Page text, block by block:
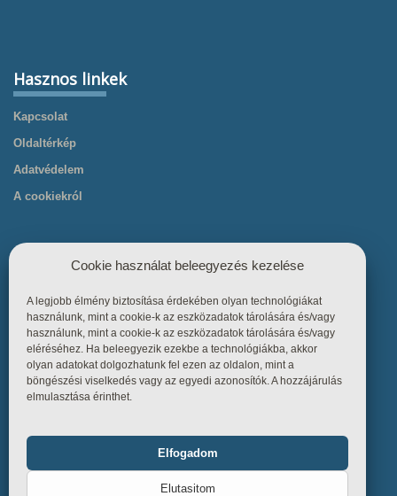
Hasznos linkek
Kapcsolat
Oldaltérkép
Adatvédelem
A cookiekról
Hasznos linkek
Főoldal
Termékek
Tudástár
Üzletszabályzat
Cookie használat beleegyezés kezelése
A legjobb élmény biztosítása érdekében olyan technológiákat
használunk, mint a cookie-k az eszközadatok tárolására és/vagy
használunk, mint a cookie-k az eszközadatok tárolására és/vagy
eléréséhez. Ha beleegyezik ezekbe a technológiákba, akkor
olyan adatokat dolgozhatunk fel ezen az oldalon, mint a
böngészési viselkedés vagy az egyedi azonosítók. A hozzájárulás
elmulasztása érinthet.
Elfogadom
Elutasitom